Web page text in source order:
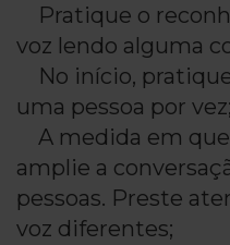
Pratique o
voz lendo alguma
No início,
uma pessoa por vez;
A medida em
amplie a
pessoas. Preste
voz diferentes;